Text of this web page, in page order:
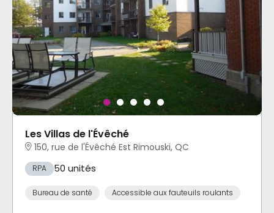
Les Villas de l'Évêché
150, rue de l'Évêché Est Rimouski, QC
RPA 50 unités
Bureau de santé Accessible aux fauteuils roulants